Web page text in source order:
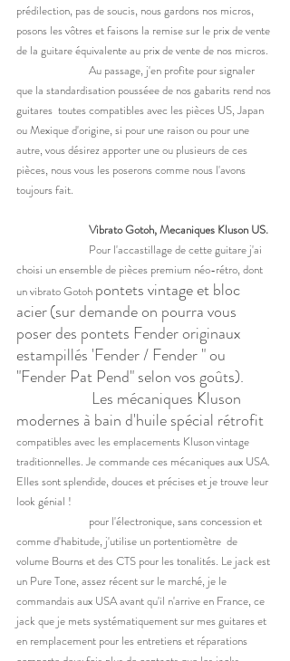
prédilection, pas de soucis, nous gardons nos micros,
posons les vôtres et faisons la remise sur le prix de vente
de la guitare équivalente au prix de vente de nos micros.
que la standardisation pousséee de nos gabarits rend nos
guitares  toutes compatibles avec les pièces US, Japan
ou Mexique d'origine, si pour une raison ou pour une
autre, vous désirez apporter une ou plusieurs de ces
pièces, nous vous les poserons comme nous l'avons
toujours fait.
	Vibrato Gotoh, Mecaniques Kluson US.
Pour l'accastillage de cette guitare j'ai
choisi un ensemble de pièces premium néo-rétro, dont
un vibrato Gotoh pontets vintage et bloc
acier(sur demande on pourra vous
poser des pontets Fender originaux
estampillés 'Fender / Fender " ou
"Fender Pat Pend" selon vos goûts).
Les mécaniques Kluson
modernes à bain d'huile spécial rétrofit
compatibles avec les emplacements Kluson vintage
traditionnelles. Je commande ces mécaniques aux USA.
Elles sont splendide, douces et précises et je trouve leur
look génial !
comme d'habitude, j'utilise un portentiomètre  de
volume Bourns et des CTS pour les tonalités. Le jack est
un Pure Tone, assez récent sur le marché, je le
commandais aux USA avant qu'il n'arrive en France, ce
jack que je mets systématiquement sur mes guitares et
en remplacement pour les entretiens et réparations